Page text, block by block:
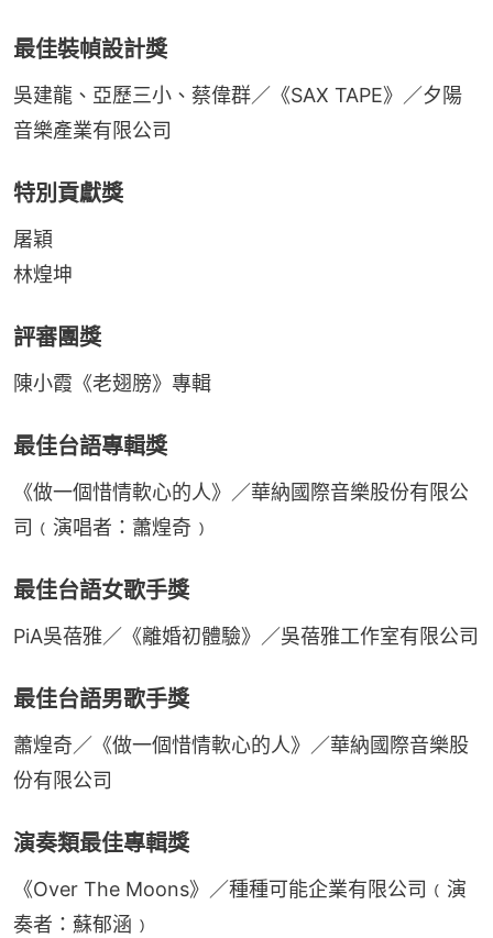
最佳裝幀設計獎
吳建龍、亞歷三小、蔡偉群／《SAX TAPE》／夕陽
音樂產業有限公司
特別貢獻獎
屠穎
林煌坤
評審團獎
陳小霞《老翅膀》專輯
最佳台語專輯獎
《做一個惜情軟心的人》／華納國際音樂股份有限公
司﹙演唱者：蕭煌奇﹚
最佳台語女歌手獎
PiA吳蓓雅／《離婚初體驗》／吳蓓雅工作室有限公司
最佳台語男歌手獎
蕭煌奇／《做一個惜情軟心的人》／華納國際音樂股
份有限公司
演奏類最佳專輯獎
《Over The Moons》／種種可能企業有限公司﹙演
奏者：蘇郁涵﹚